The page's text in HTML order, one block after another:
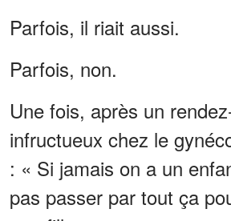
Parfois, il riait aussi.
Parfois, non.
Une fois, après un
infructueux chez le
: « Si jamais on a un
pas passer par tout ça